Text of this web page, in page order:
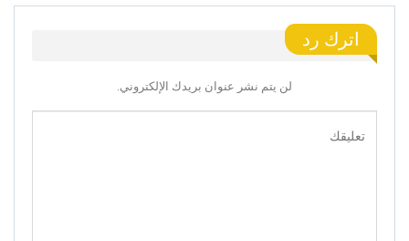
اترك رد
لن يتم نشر عنوان بريدك الإلكتروني.